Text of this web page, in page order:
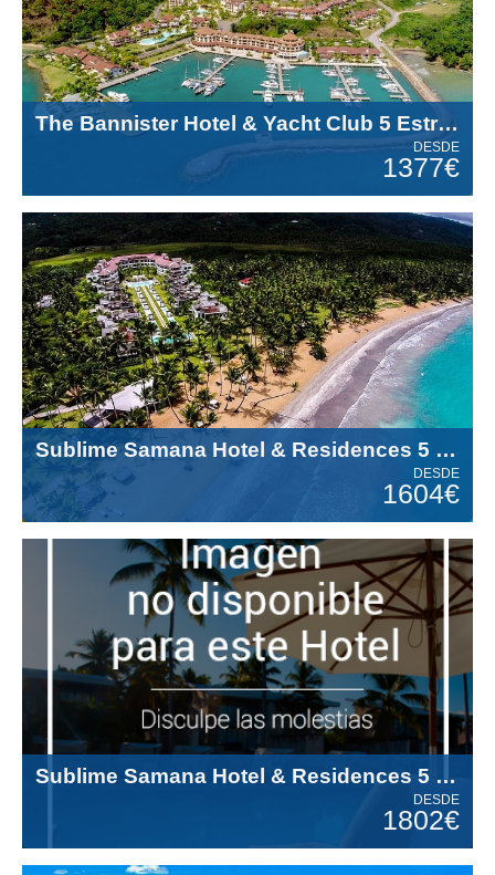
The Bannister Hotel & Yacht Club 5 Estrellas
DESDE
1377€
Sublime Samana Hotel & Residences 5 Estrellas
DESDE
1604€
Sublime Samana Hotel & Residences 5 Estrellas
DESDE
1802€